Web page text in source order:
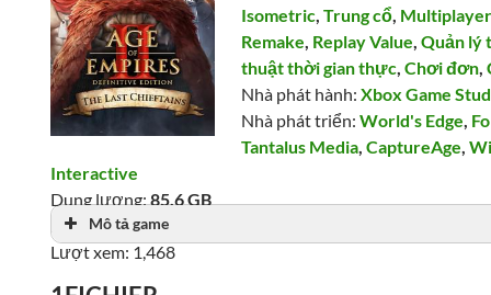
Isometric,Trung cổ, Multiplayer
Remake, Replay Value,Quản lý
thuật thời gian thực,Chơi đơn,
Nhà phát hành:Xbox Game
Nhà phát triển:World's Edge,
Tantalus Media,CaptureAge,
Interactive
Dung lượng:85.6 GB
Ngày phát hành: 14/11/2019
Lượt xem: 1,468
Mô tả game